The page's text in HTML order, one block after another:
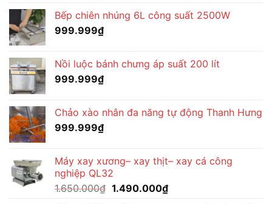
Bếp chiên nhúng 6L công suất 2500W
999.999₫
Nồi luộc bánh chưng áp suất 200 lít
999.999₫
Chảo xào nhân đa năng tự động Thanh Hưng
999.999₫
Máy xay xương– xay thịt– xay cá công
nghiệp QL32
1.650.000₫ Giá
1.490.000₫Giá